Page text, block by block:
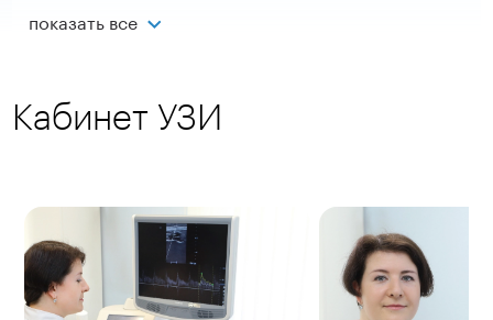
показать все
Кабинет УЗИ